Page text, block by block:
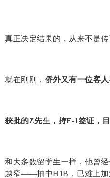
真正决定结果的，从来不是传
就在刚刚， 侨外又有一位客人
获批的Z先生，持F-1签证，目
和大多数留学生一样，他曾
越窄——抽中H1B，已难上加